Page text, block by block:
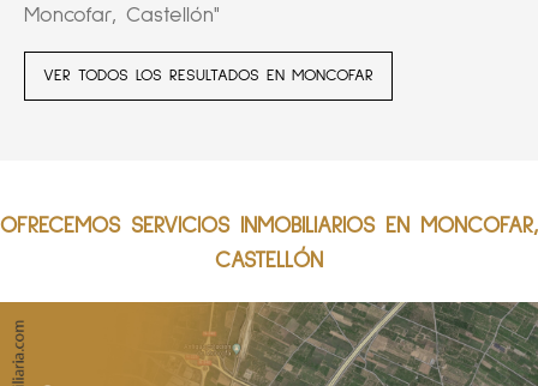
Moncofar, Castellón"
VER TODOS LOS RESULTADOS EN MONCOFAR
OFRECEMOS SERVICIOS INMOBILIARIOS EN MONCOFAR,
CASTELLÓN